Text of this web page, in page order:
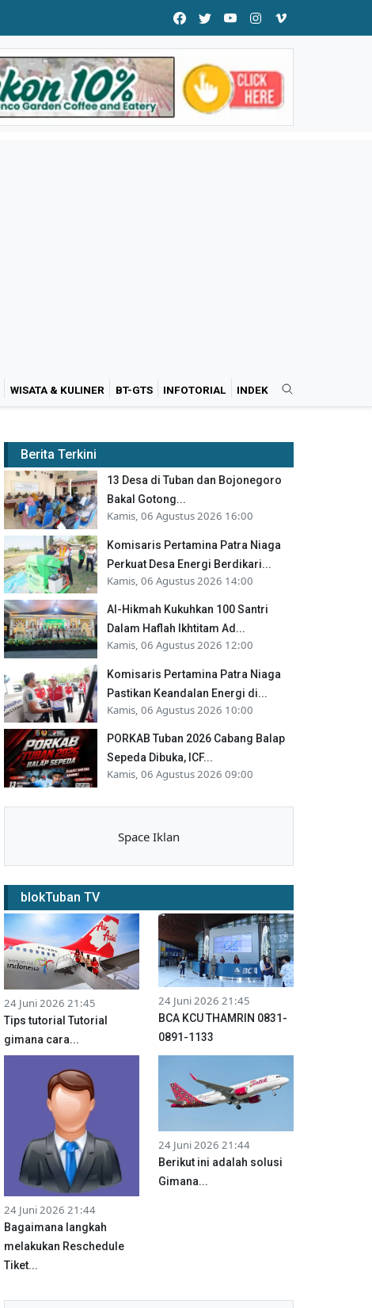
WISATA & KULINER BT-GTS INFOTORIAL INDEK
Berita Terkini
13 Desa di Tuban dan Bojonegoro
Bakal Gotong...
Kamis, 06 Agustus 2026 16:00
Komisaris Pertamina Patra Niaga
Perkuat Desa Energi Berdikari...
Kamis, 06 Agustus 2026 14:00
Al-Hikmah Kukuhkan 100 Santri
Dalam Haflah Ikhtitam Ad...
Kamis, 06 Agustus 2026 12:00
Komisaris Pertamina Patra Niaga
Pastikan Keandalan Energi di...
Kamis, 06 Agustus 2026 10:00
PORKAB Tuban 2026 Cabang Balap
Sepeda Dibuka, ICF...
Kamis, 06 Agustus 2026 09:00
Space Iklan
blokTuban TV
24 Juni 2026 21:45
Tips tutorial Tutorial
gimana cara...
24 Juni 2026 21:45
BCA KCU THAMRIN 0831-
0891-1133
24 Juni 2026 21:44
Bagaimana langkah
melakukan Reschedule
Tiket...
24 Juni 2026 21:44
Berikut ini adalah solusi
Gimana...